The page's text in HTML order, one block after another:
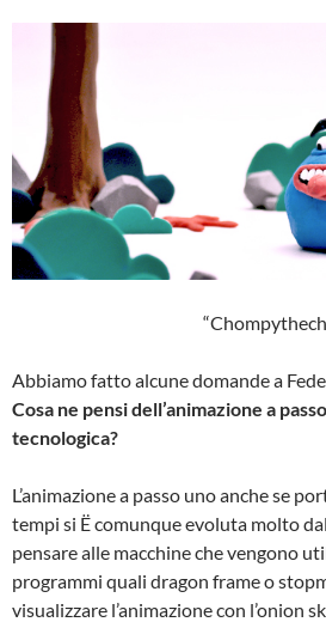
Abbiamo fatto alcune domande a
Cosa ne pensi dell’animazione a
tecnologica?
L’animazione a passo uno anche se
tempi si Ë comunque evoluta molto
pensare alle macchine che vengono
programmi quali dragon frame o
visualizzare l’animazione con l’onion